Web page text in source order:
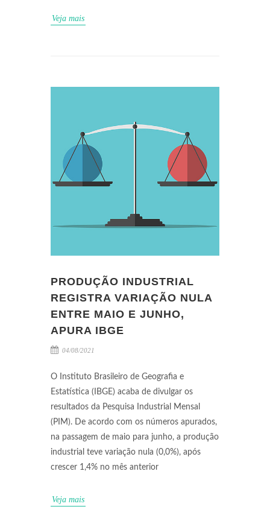
Veja mais
PRODUÇÃO INDUSTRIAL
REGISTRA VARIAÇÃO NULA
ENTRE MAIO E JUNHO,
APURA IBGE
04/08/2021
O Instituto Brasileiro de Geografia e
Estatística (IBGE) acaba de divulgar os
resultados da Pesquisa Industrial Mensal
(PIM). De acordo com os números apurados,
na passagem de maio para junho, a produção
industrial teve variação nula (0,0%), após
crescer 1,4% no mês anterior
Veja mais